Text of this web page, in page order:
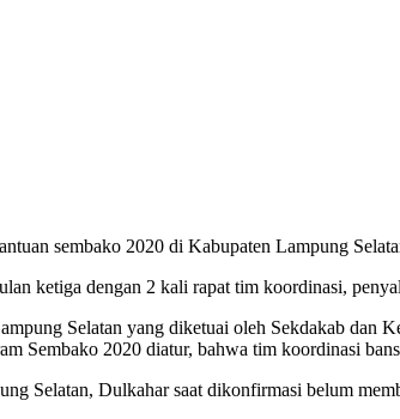
sembako 2020 di Kabupaten Lampung
ketiga dengan 2 kali rapat tim koordinasi,
Selatan yang diketuai oleh Sekdakab dan
Sembako 2020 diatur, bahwa tim koordinasi
Selatan, Dulkahar saat dikonfirmasi belum